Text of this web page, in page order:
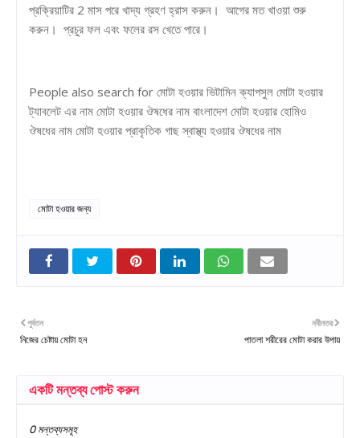
প্রক্রিয়াটির 2 মাস পরে খাদ্য গ্রহণ হ্রাস করুন। আগের মত খাওয়া শুরু
করুন। প্রচুর ফল এবং ফলের রস খেতে পারে।
People also search for মোটা হওয়ার ভিটামিন ক্যাপসুল মোটা হওয়ার
ট্যাবলেট এর নাম মোটা হওয়ার ঔষধের নাম বাংলাদেশ মোটা হওয়ার হোমিও
ঔষধের নাম মোটা হওয়ার প্রাকৃতিক গাছ স্বাস্থ্য হওয়ার ঔষধের নাম
মোটা হওয়ার জন্য
নবীনতর
পাতলা শরীরের মোটা করার উপায়
পূর্বতন
নিজের চেষ্টায় মোটা হন
একটি মন্তব্য পোস্ট করুন
0 মন্তব্যসমূহ